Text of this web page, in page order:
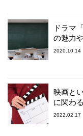
ドラマ
の魅力
2020.10.14
映画と
に関わ
2022.02.17